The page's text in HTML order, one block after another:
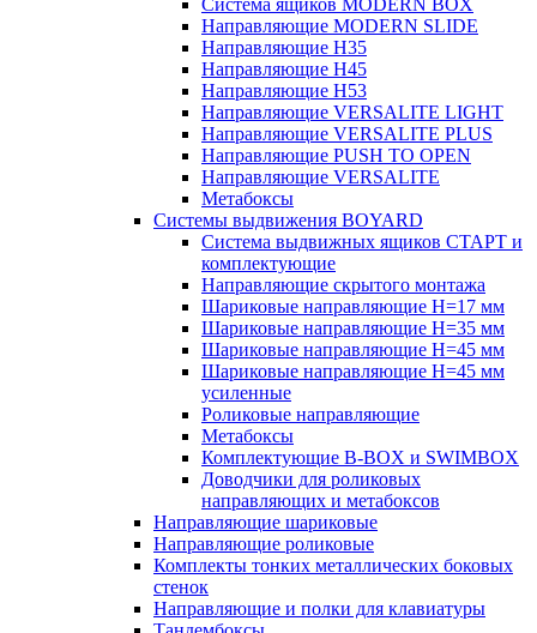
Направляющие MODERN SLIDE
Направляющие H35
Направляющие H45
Направляющие H53
Направляющие VERSALITE LIGHT
Направляющие VERSALITE PLUS
Направляющие PUSH TO OPEN
Направляющие VERSALITE
Метабоксы
Системы выдвижения BOYARD
Система выдвижных ящиков СТАРТ и
комплектующие
Направляющие скрытого монтажа
Шариковые направляющие H=17 мм
Шариковые направляющие H=35 мм
Шариковые направляющие H=45 мм
Шариковые направляющие H=45 мм
усиленные
Роликовые направляющие
Метабоксы
Комплектующие B-BOX и SWIMBOX
Доводчики для роликовых
направляющих и метабоксов
Направляющие шариковые
Направляющие роликовые
Комплекты тонких металлических боковых
стенок
Направляющие и полки для клавиатуры